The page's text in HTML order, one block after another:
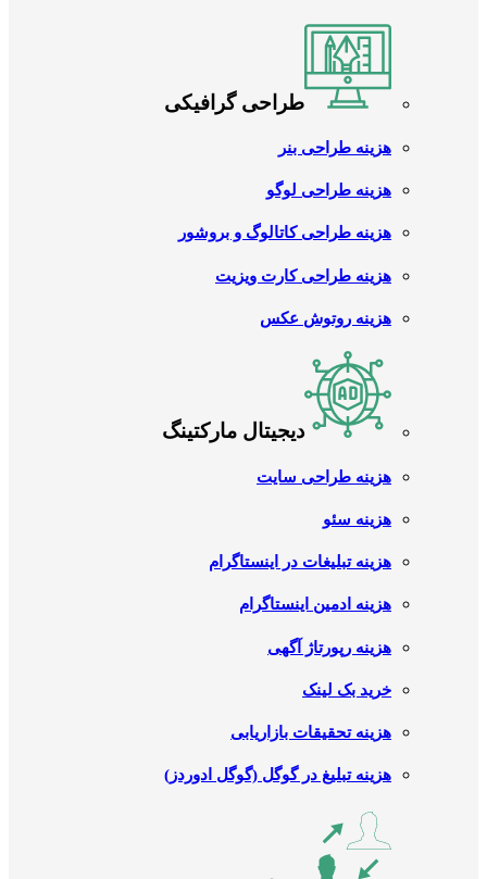
طراحی گرافیکی
هزینه طراحی بنر
هزینه طراحی لوگو
هزینه طراحی کاتالوگ و بروشور
هزینه طراحی کارت ویزیت
هزینه روتوش عکس
دیجیتال مارکتینگ
هزینه طراحی سایت
هزینه سئو
هزینه تبلیغات در اینستاگرام
هزینه ادمین اینستاگرام
هزینه رپورتاژ آگهی
خرید بک لینک
هزینه تحقیقات بازاریابی
هزینه تبلیغ در گوگل (گوگل ادوردز)